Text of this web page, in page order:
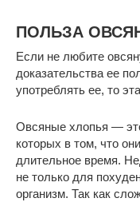
ПОЛЬЗА
Если не любите
доказательства ее
употреблять ее, то
Овсяные хлопья —
которых в том, что
длительное время.
не только для
организм. Так как